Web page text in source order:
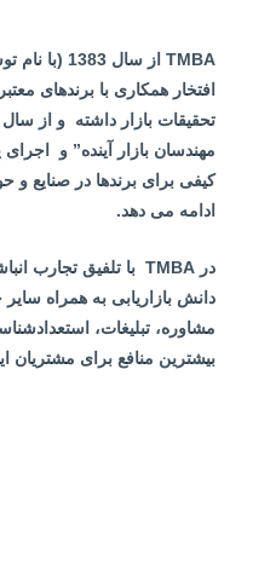
TMBA
از سال
افتخار همکاری با برندهای
مهندسان بازار آینده” و
کیفی برای برندها در صنایع
ادامه می دهد.
درTMBA با تلفیق تجارب
دانش بازاریابی به همراه
مشاوره، تبلیغات،
بیشترین منافع برای مشتریان